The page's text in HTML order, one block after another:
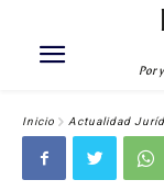
Por
Inicio Actualidad